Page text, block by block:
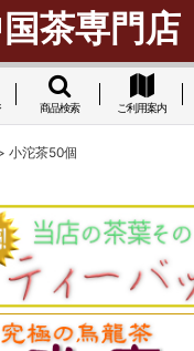
国茶専門
商品検索 ご利用案内
小沱茶50個